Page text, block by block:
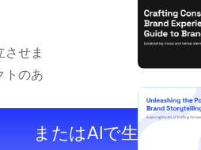
せま
トのあ
またはAIで生成